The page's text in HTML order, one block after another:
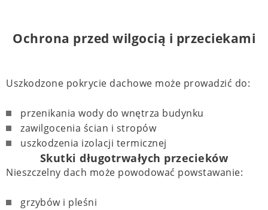
Ochrona przed wilgocią i przeciekami
Uszkodzone pokrycie dachowe może prowadzić do:
przenikania wody do wnętrza budynku
zawilgocenia ścian i stropów
uszkodzenia izolacji termicznej
Skutki długotrwałych przecieków
Nieszczelny dach może powodować powstawanie:
grzybów i pleśni